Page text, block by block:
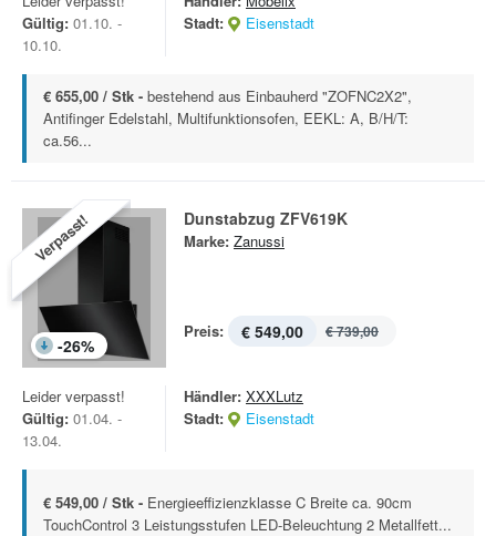
Gültig: 01.10. -
10.10.
Stadt:
Eisenstadt
€ 655,00 / Stk - bestehend aus Einbauherd "ZOFNC2X2",
Antifinger Edelstahl, Multifunktionsofen, EEKL: A, B/H/T:
ca.56...
Verpasst!
-26%
Dunstabzug ZFV619K
Marke: Zanussi
Preis: € 549,00 € 739,00
Leider verpasst!
Gültig: 01.04. -
13.04.
Händler: XXXLutz
Stadt:
Eisenstadt
€ 549,00 / Stk - Energieeffizienzklasse C Breite ca. 90cm
TouchControl 3 Leistungsstufen LED-Beleuchtung 2 Metallfett...